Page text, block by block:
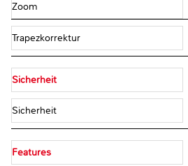
Zoom
Trapezkorrektur
Sicherheit
Sicherheit
Features